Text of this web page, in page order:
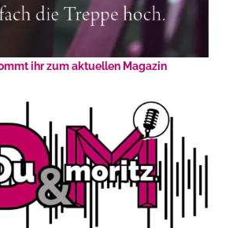
ihr zum aktuellen Magazin